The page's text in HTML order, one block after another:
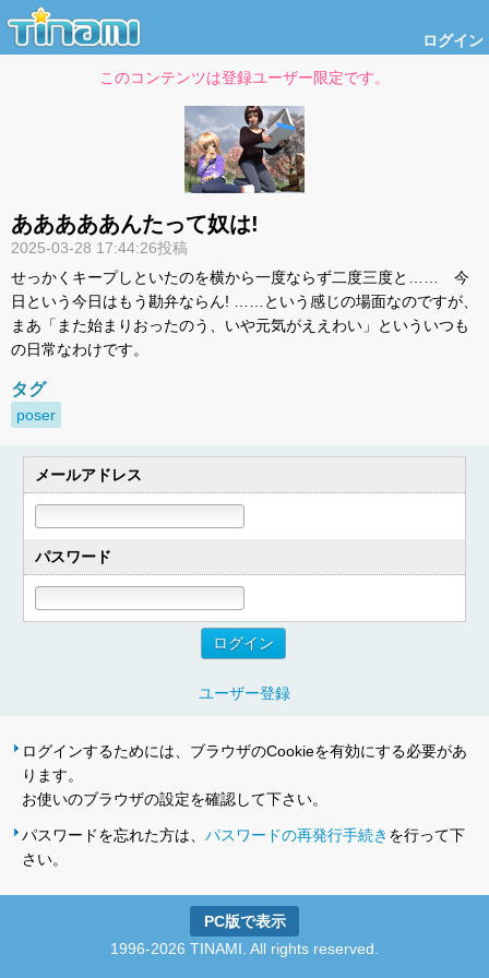
ログイン
このコンテンツは登録ユーザー限定です。
あああああんたって奴は!
2025-03-28 17:44:26投稿
せっかくキープしといたのを横から一度ならず二度三度と…… 今
日という今日はもう勘弁ならん! ……という感じの場面なのですが、
まあ「また始まりおったのう、いや元気がええわい」といういつも
の日常なわけです。
タグ
poser
メールアドレス
パスワード
ユーザー登録
ログインするためには、ブラウザのCookieを有効にする必要があ
ります。
お使いのブラウザの設定を確認して下さい。
パスワードを忘れた方は、 パスワードの再発行手続き を行って下
さい。
PC版で表示
1996-2026 TINAMI. All rights reserved.